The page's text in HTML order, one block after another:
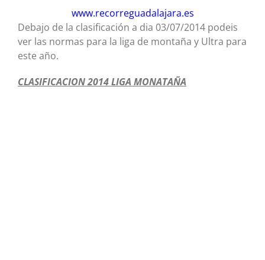
www.recorreguadalajara.es
Debajo de la clasificación a dia 03/07/2014 podeis
ver las normas para la liga de montaña y Ultra para
este año.
CLASIFICACION 2014 LIGA MONATAÑA